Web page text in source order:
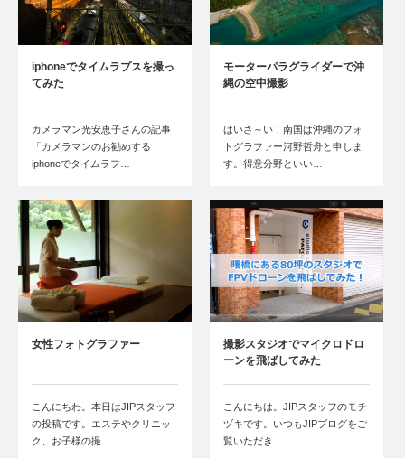
iphoneでタイムラプスを撮っ
てみた
カメラマン光安恵子さんの記事
「カメラマンのお勧めする
iphoneでタイムラフ…
モーターパラグライダーで沖
縄の空中撮影
はいさ～い！南国は沖縄のフォ
トグラファー河野哲舟と申しま
す。得意分野といい…
女性フォトグラファー
こんにちわ。本日はJIPスタッフ
の投稿です。エステやクリニッ
ク、お子様の撮…
撮影スタジオでマイクロドロ
ーンを飛ばしてみた
こんにちは。JIPスタッフのモチ
ヅキです。いつもJIPブログをご
覧いただき…